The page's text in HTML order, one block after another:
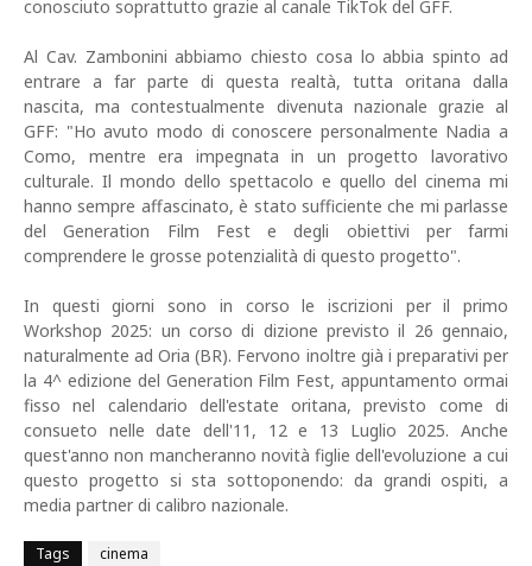
conosciuto soprattutto grazie al canale TikTok del GFF.
Al Cav. Zambonini abbiamo chiesto cosa lo abbia spinto ad
entrare a far parte di questa realtà, tutta oritana dalla
nascita, ma contestualmente divenuta nazionale grazie al
GFF: "Ho avuto modo di conoscere personalmente Nadia a
Como, mentre era impegnata in un progetto lavorativo
culturale. Il mondo dello spettacolo e quello del cinema mi
hanno sempre affascinato, è stato sufficiente che mi parlasse
del Generation Film Fest e degli obiettivi per farmi
comprendere le grosse potenzialità di questo progetto".
In questi giorni sono in corso le iscrizioni per il primo
Workshop 2025: un corso di dizione previsto il 26 gennaio,
naturalmente ad Oria (BR). Fervono inoltre già i preparativi per
la 4^ edizione del Generation Film Fest, appuntamento ormai
fisso nel calendario dell'estate oritana, previsto come di
consueto nelle date dell'11, 12 e 13 Luglio 2025. Anche
quest'anno non mancheranno novità figlie dell'evoluzione a cui
questo progetto si sta sottoponendo: da grandi ospiti, a
media partner di calibro nazionale.
Tags cinema